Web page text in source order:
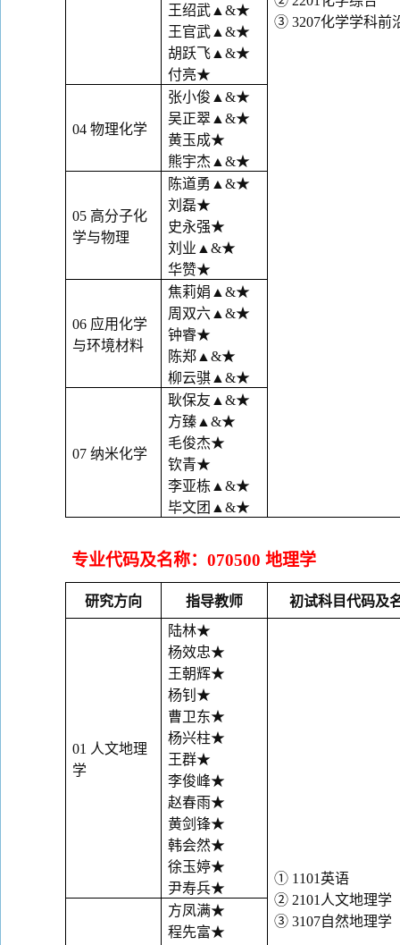
③ 3207化学学科前
王绍武 ▲&★
王官武 ▲&★
胡跃飞 ▲&★
付亮★
04 物理化学
张小俊 ▲&★
吴正翠 ▲&★
黄玉成★
熊宇杰 ▲&★
05 高分子化
学与物理
陈道勇 ▲&★
刘磊★
史永强★
刘业 ▲&★
华赞★
06 应用化学
与环境材料
焦莉娟 ▲&★
周双六 ▲&★
钟睿★
陈郑 ▲&★
柳云骐 ▲&★
07 纳米化学
耿保友 ▲&★
方臻 ▲&★
毛俊杰★
钦青★
李亚栋 ▲&★
毕文团 ▲&★
专业代码及名称： 070500 地理学
研究方向 指导教师 初试科目代码及
01 人文地理
学
陆林★
杨效忠★
王朝辉★
杨钊 ★
曹卫东★
杨兴柱★
王群★
李俊峰★
赵春雨★
黄剑锋★
韩会然★
徐玉婷★
尹寿兵★
① 1101 英语
② 2101 人文地理学
③ 3107自然地理学
方凤满★
程先富★